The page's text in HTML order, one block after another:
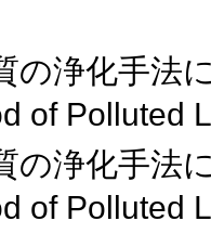
の浄化手法
of Polluted
の浄化手法
of Polluted